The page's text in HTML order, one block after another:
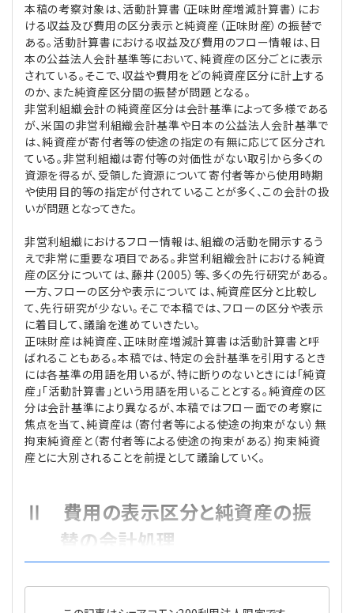
本稿の考察対象は、活動計算書（正味財産増減計算書）にお
ける収益及び費用の区分表示と純資産（正味財産）の振替で
ある。活動計算書における収益及び費用のフロー情報は、日
本の公益法人会計基準等において、純資産の区分ごとに表示
されている。そこで、収益や費用をどの純資産区分に計上する
のか、また純資産区分間の振替が問題となる。
非営利組織会計の純資産区分は会計基準によって多様である
が、米国の非営利組織会計基準や日本の公益法人会計基準で
は、純資産が寄付者等の使途の指定の有無に応じて区分され
ている。非営利組織は寄付等の対価性がない取引から多くの
資源を得るが、受領した資源について寄付者等から使用時期
や使用目的等の指定が付されていることが多く、この会計の扱
いが問題となってきた。
非営利組織におけるフロー情報は、組織の活動を開示するう
えで非常に重要な項目である。非営利組織会計における純資
産の区分については、藤井（2005）等、多くの先行研究がある。
一方、フローの区分や表示については、純資産区分と比較し
て、先行研究が少ない。そこで本稿では、フローの区分や表示
に着目して、議論を進めていきたい。
正味財産は純資産、正味財産増減計算書は活動計算書と呼
ばれることもある。本稿では、特定の会計基準を引用するとき
には各基準の用語を用いるが、特に断りのないときには「純資
産」「活動計算書」という用語を用いることとする。純資産の区
分は会計基準により異なるが、本稿ではフロー面での考察に
焦点を当て、純資産は（寄付者等による使途の拘束がない）無
拘束純資産と（寄付者等による使途の拘束がある）拘束純資
産とに大別されることを前提として議論していく。
Ⅱ 費用の表示区分と純資産の振
替の会計処理